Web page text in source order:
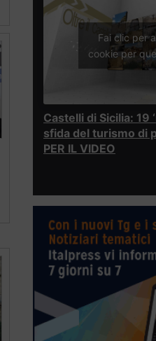
Fai clic per
cookie per
Castelli di Sicilia: 19
sfida del turismo di
PER IL VIDEO